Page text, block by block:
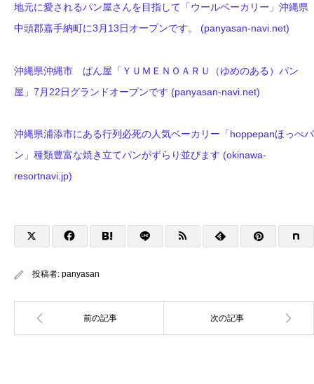
地元に愛されるパン屋さんを目指して「ウールベーカリー」沖縄県
中頭郡嘉手納町に3月13日オープンです。 (panyasan-navi.net)
沖縄県沖縄市 ぱん屋「ＹＵＭＥＮＯＡＲＵ（ゆめのある）パン
屋」7月22日グランドオープンです (panyasan-navi.net)
沖縄県浦添市にある行列必死の人気ベーカリー「hoppepanほっぺパ
ン」種類豊富な焼き立てパンがずらり並びます (okinawa-
resortnavi.jp)
投稿者: panyasan